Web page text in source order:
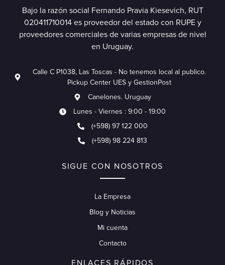
Bajo la razón social Fernando Pravia Kiesevich, RUT
020411710014 es proveedor del estado con RUPE y
proveedores comerciales de varias empresas de nivel
en Uruguay.
Calle C P1038, Las Toscas - No tenemos local al publico.
Pickup Center UES y GestionPost
Canelones. Uruguay
Lunes - Viernes : 9:00 - 19:00
(+598) 97 122 000
(+598) 98 224 813
SIGUE CON NOSOTROS
La Empresa
Blog y Noticias
Mi cuenta
Contacto